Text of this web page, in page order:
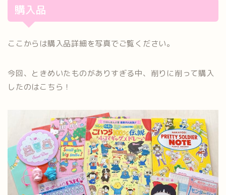
購入品
ここからは購入品詳細を写真でご覧ください。
今回、ときめいたものがありすぎる中、削りに削って購入
したのはこちら！